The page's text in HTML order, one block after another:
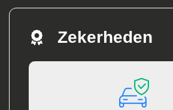
Zekerheden